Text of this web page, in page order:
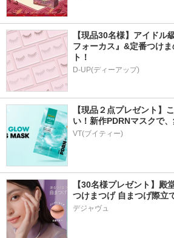
【現品30名様】アイドル
フォーカス』&定番つけ
ト！
D-UP(ディーアップ)
【現品２点プレゼント】
い！新作PDRNマスクで
VT(ブイティー)
【30名様プレゼント】殿
つけまつげ 自まつげ際立
デジャヴュ